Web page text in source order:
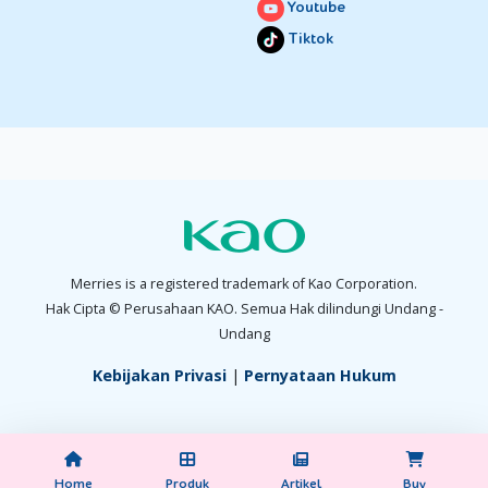
dapatkan Merries Good Skin di toko kesayangan Moms!
Home Produk Artikel Buy
Youtube
Tiktok
Merries is a registered trademark of Kao Corporation.
Hak Cipta © Perusahaan KAO. Semua Hak dilindungi Undang -
Undang
Kebijakan Privasi| Pernyataan Hukum